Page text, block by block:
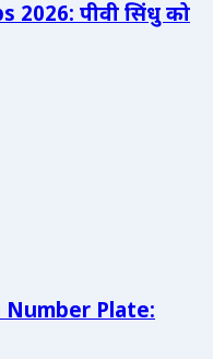
2026: पीवी सिंधु को
Number Plate: